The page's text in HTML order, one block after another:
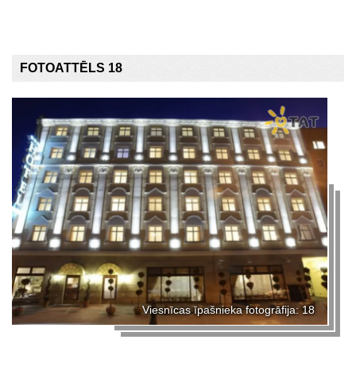
FOTOATTĒLS 18
Viesnīcas īpašnieka fotogrāfija: 18